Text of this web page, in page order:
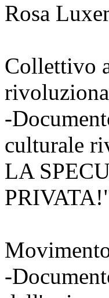
Rosa
Collettivo
-
culturale
LA
-